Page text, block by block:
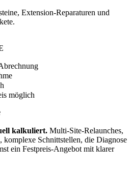
Extension-Reparaturen und
möglich
kalkuliert. Multi-Site-Relaunches,
Schnittstellen, die Diagnose
ein Festpreis-Angebot mit klarer